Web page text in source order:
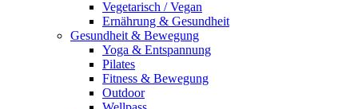
Vegetarisch / Vegan
Ernährung & Gesundheit
Gesundheit & Bewegung
Yoga & Entspannung
Pilates
Fitness & Bewegung
Outdoor